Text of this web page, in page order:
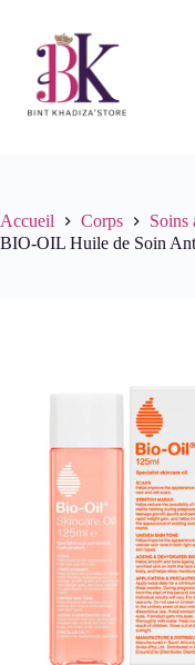
contenu
Accueil Corps
Soins
BIO-OIL Huile de Soin